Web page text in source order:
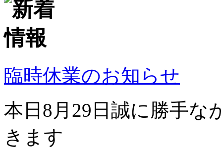
臨時休業のお知らせ
本日8月29日誠に勝手な
きます